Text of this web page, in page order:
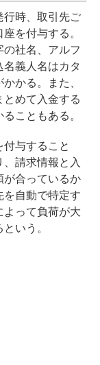
時、取引先ご
を付与する。
社名、アルフ
名義人名はカタ
かる。また、
めて入金する
こともある。
与すること
請求情報と入
が合っているか
を自動で特定す
よって負荷が大
いう。